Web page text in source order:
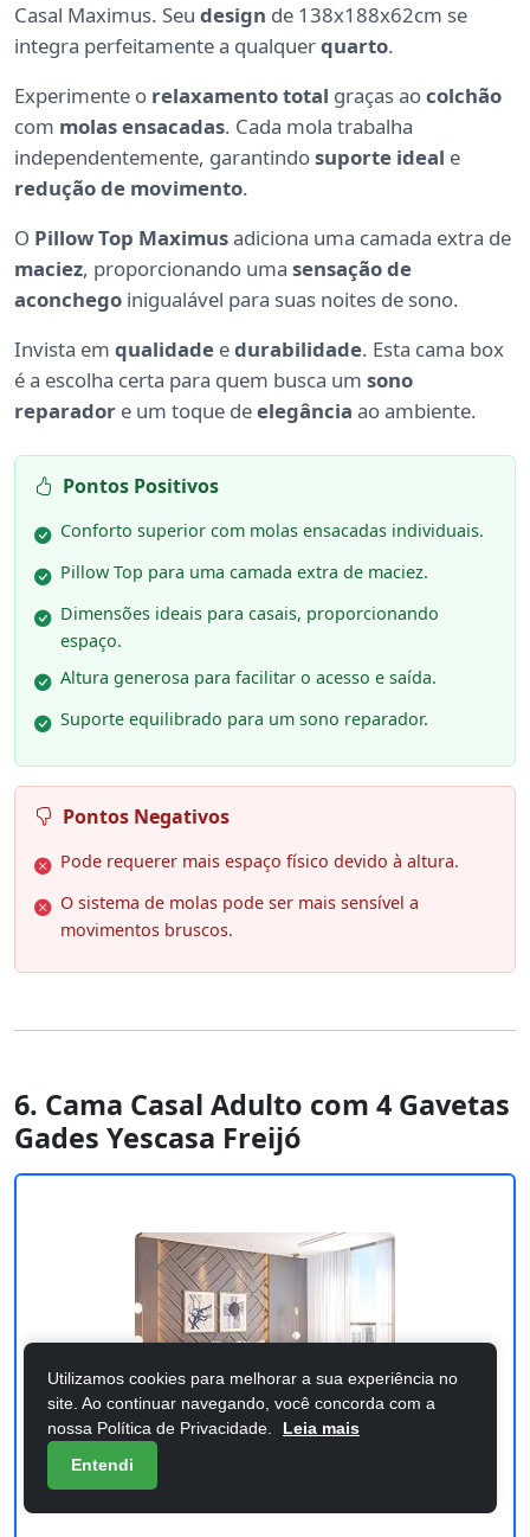
Casal Maximus. Seu design de 138x188x62cm se
integra perfeitamente a qualquerquarto.
Experimente o relaxamento total graças aocolchão
com molas ensacadas. Cada mola trabalha
independentemente, garantindosuporte ideal e
redução de movimento.
O Pillow Top Maximusadiciona uma camada extra de
maciez, proporcionando uma sensação de
aconchego inigualável para suas noites de sono.
Invista em qualidade edurabilidade. Esta cama box
é a escolha certa para quem busca um sono
reparador e um toque deelegância ao ambiente.
Pontos Positivos
Conforto superior com molas ensacadas individuais.
Pillow Top para uma camada extra de maciez.
Dimensões ideais para casais, proporcionando
espaço.
Altura generosa para facilitar o acesso e saída.
Suporte equilibrado para um sono reparador.
Pontos Negativos
Pode requerer mais espaço físico devido à altura.
O sistema de molas pode ser mais sensível a
movimentos bruscos.
6. Cama Casal Adulto com 4 Gavetas
Gades Yescasa Freijó
Utilizamos cookies para melhorar a sua experiência no
site. Ao continuar navegando, você concorda com a
nossa Política de Privacidade.
Leia mais
Entendi